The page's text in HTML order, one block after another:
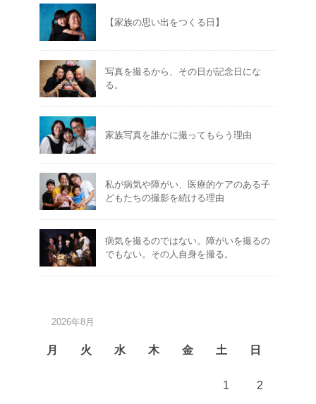
【家族の思い出をつくる日】
写真を撮るから、その日が記念日にな
る。
家族写真を誰かに撮ってもらう理由
私が病気や障がい、医療的ケアのある子
どもたちの撮影を続ける理由
病気を撮るのではない。障がいを撮るの
でもない。その人自身を撮る。
2026年8月
月 火 水 木 金 土 日
1 2